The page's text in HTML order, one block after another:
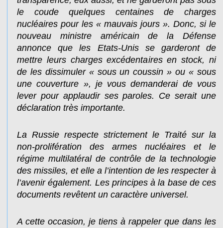
le coude quelques centaines de charges
nucléaires pour les « mauvais jours ». Donc, si le
nouveau ministre américain de la Défense
annonce que les Etats-Unis se garderont de
mettre leurs charges excédentaires en stock, ni
de les dissimuler « sous un coussin » ou « sous
une couverture », je vous demanderai de vous
lever pour applaudir ses paroles. Ce serait une
déclaration très importante.
La Russie respecte strictement le Traité sur la
non-prolifération des armes nucléaires et le
régime multilatéral de contrôle de la technologie
des missiles, et elle a l’intention de les respecter à
l’avenir également. Les principes à la base de ces
documents revêtent un caractère universel.
A cette occasion, je tiens à rappeler que dans les